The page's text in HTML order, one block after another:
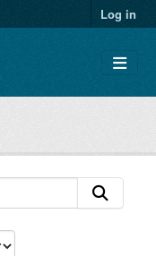
Log in